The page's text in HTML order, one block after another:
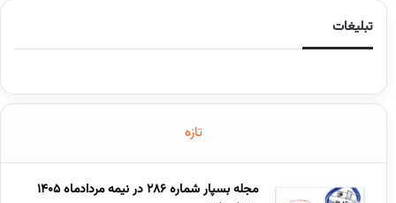
تبلیغات
تازه
مجله بسپار شماره 286 در نیمه مردادماه 1405